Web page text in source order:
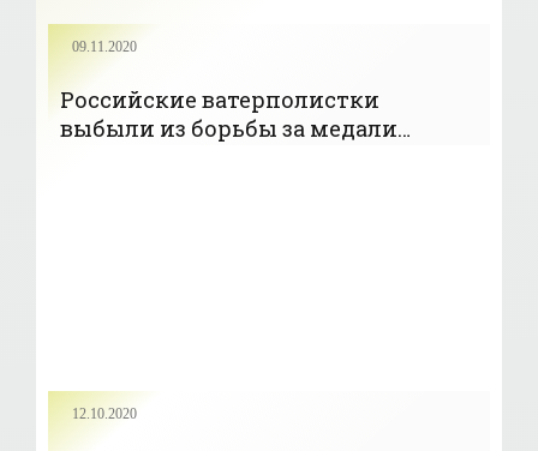
09.11.2020
Российские ватерполистки
выбыли из борьбы за медали
12.10.2020